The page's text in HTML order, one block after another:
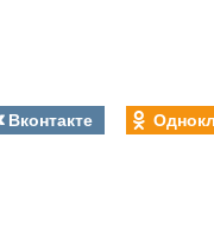
Вконтакте